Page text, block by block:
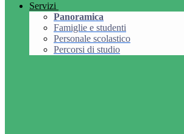
Servizi
Panoramica
Famiglie e studenti
Personale scolastico
Percorsi di studio